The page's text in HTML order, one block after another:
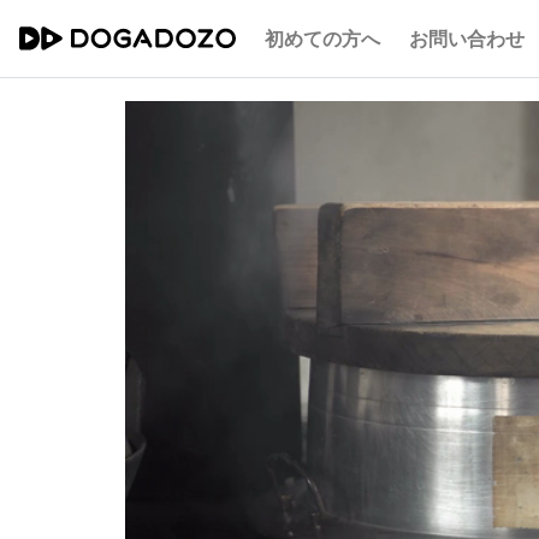
初めての方へ お問い合わせ